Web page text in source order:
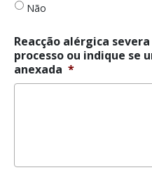
Não
Reacção alérgica
processo ou indique se
anexada *